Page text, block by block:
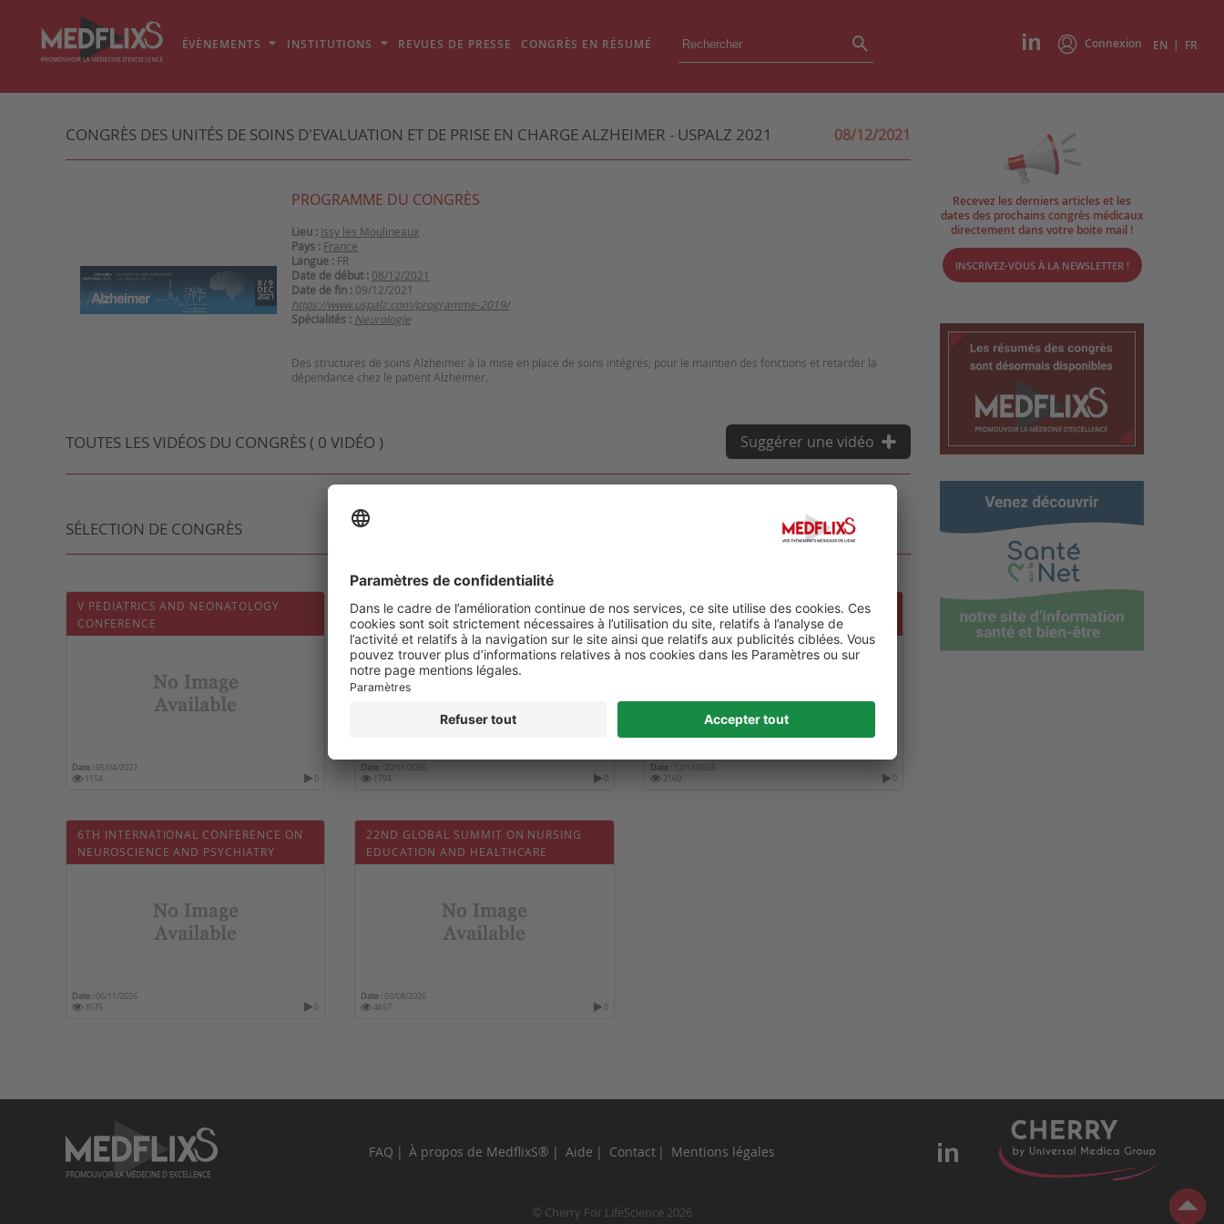
Connexion EN | FR
ÉVÉNEMENTS INSTITUTIONS REVUES DE PRESSE CONGRÈS EN RÉSUMÉ
CONGRÈS DES UNITÉS DE SOINS D'EVALUATION ET DE PRISE EN CHARGE ALZHEIMER - USPALZ 2021 08/12/2021
PROGRAMME DU CONGRÈS
Lieu : Issy les Moulineaux
Pays : France
Langue : FR
Date de début : 08/12/2021
Date de fin : 09/12/2021
https://www.uspalz.com/programme-2019/
Spécialités : Neurologie
Des structures de soins Alzheimer à la mise en place de soins intégrés, pour le maintien des fonctions et retarder la
TOUTES LES VIDÉOS DU CONGRÈS ( 0 VIDÉO ) Suggérer une vidéo
SÉLECTION DE CONGRÈS
V PEDIATRICS AND NEONATOLOGY
CONFERENCE
Date :05/04/2027
1154
0
INTERNATIONAL MENTAL HEALTH
CONFERENCES 2026
Date : 20/11/2026
1794
0
SOCIETY FOR NEURO-ONCOLOGY
ANNUAL MEETING
Date :12/11/2026
2160
0
6TH INTERNATIONAL CONFERENCE ON
NEUROSCIENCE AND PSYCHIATRY
Date :06/11/2026
3575
0
22ND GLOBAL SUMMIT ON NURSING
EDUCATION AND HEALTHCARE
Date :03/08/2026
4657
0
Recevez les derniers articles et les
dates des prochains congrès médicaux
directement dans votre boite mail !
INSCRIVEZ-VOUS À LA NEWSLETTER !
PROMOUVOIR LA MÉDECINE D'EXCELLENCE
FAQ À propos de MedflixS® Aide Contact Mentions légales
© Cherry For LifeScience 2026